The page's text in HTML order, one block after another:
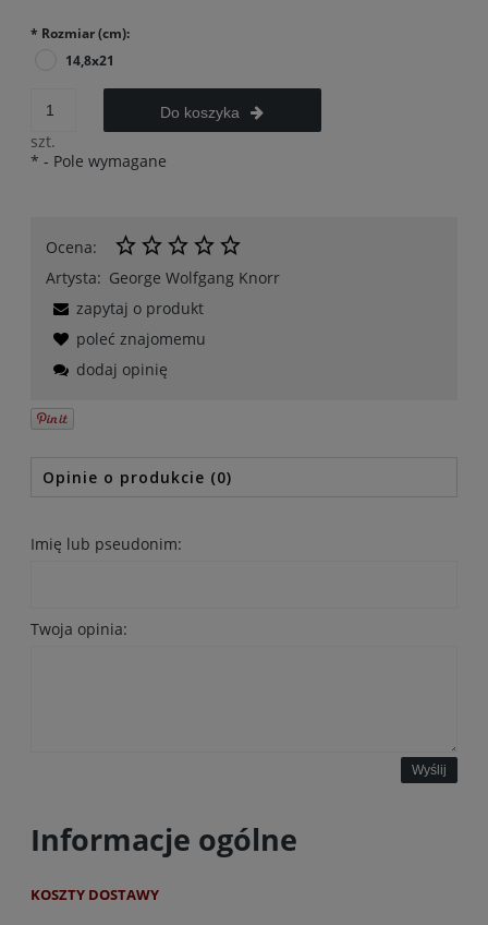
* Rozmiar (cm):
14,8x21
szt.
Do koszyka
* - Pole wymagane
Ocena:
Artysta: George Wolfgang Knorr
zapytaj o produkt
poleć znajomemu
dodaj opinię
Opinie o produkcie (0)
Imię lub pseudonim:
Twoja opinia:
Wyślij
Informacje ogólne
KOSZTY DOSTAWY